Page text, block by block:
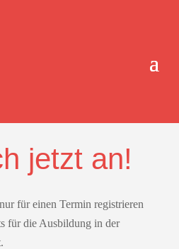
jetzt an!
für einen Termin registrieren
für die Ausbildung in der